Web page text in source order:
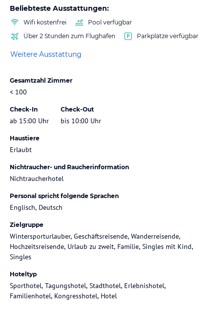
Beliebteste Ausstattungen:
Wifi kostenfrei
Pool verfügbar
Über 2 Stunden zum Flughafen
Parkplätze verfügbar
Weitere Ausstattung
Gesamtzahl Zimmer
< 100
Check-In
ab 15:00 Uhr
Check-Out
bis 10:00 Uhr
Haustiere
Erlaubt
Nichtraucher- und Raucherinformation
Nichtraucherhotel
Personal spricht folgende Sprachen
Englisch, Deutsch
Zielgruppe
Wintersporturlauber, Geschäftsreisende, Wanderreisende,
Hochzeitsreisende, Urlaub zu zweit, Familie, Singles mit Kind,
Singles
Hoteltyp
Sporthotel, Tagungshotel, Stadthotel, Erlebnishotel,
Familienhotel, Kongresshotel, Hotel